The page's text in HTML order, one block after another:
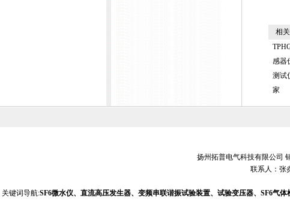
相关
感器
测试
家
扬州拓普电气科技有限公司
联系人：张
关键词导航:SF6微水仪、直流高压发生器、变频串联谐振试验装置、试验变压器、SF6气